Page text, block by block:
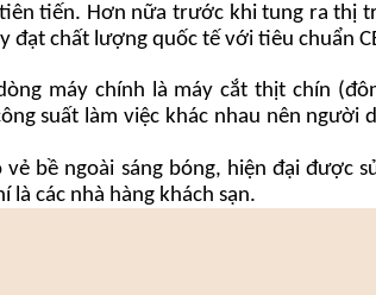
tiến. Hơn nữa trước khi tung ra thị
chất lượng quốc tế với tiêu chuẩn
máy chính là máy cắt thịt chín
suất làm việc khác nhau nên
bề ngoài sáng bóng, hiện đại được
các nhà hàng khách sạn.